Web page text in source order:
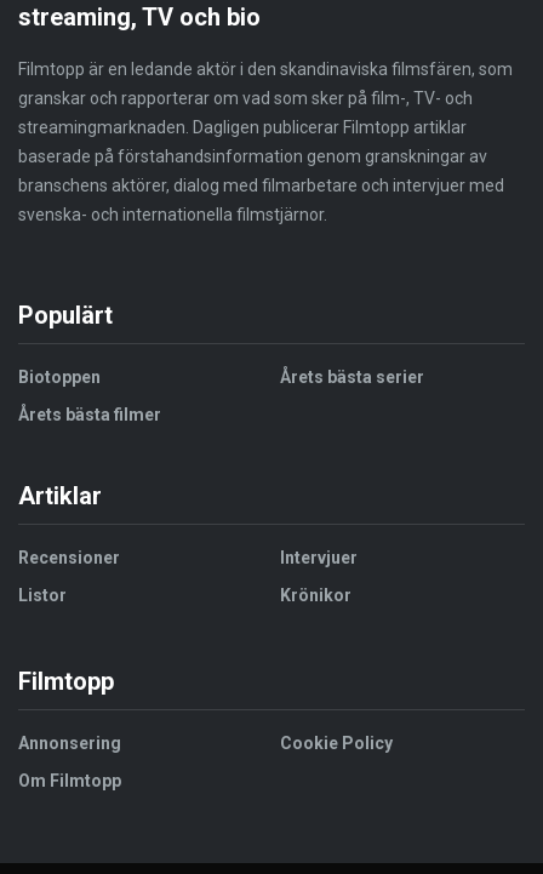
streaming, TV och bio
Filmtopp är en ledande aktör i den skandinaviska filmsfären, som
granskar och rapporterar om vad som sker på film-, TV- och
streamingmarknaden. Dagligen publicerar Filmtopp artiklar
baserade på förstahandsinformation genom granskningar av
branschens aktörer, dialog med filmarbetare och intervjuer med
svenska- och internationella filmstjärnor.
Populärt
Biotoppen
Årets bästa filmer
Årets bästa serier
Artiklar
Recensioner
Listor
Intervjuer
Krönikor
Filmtopp
Annonsering
Om Filmtopp
Cookie Policy